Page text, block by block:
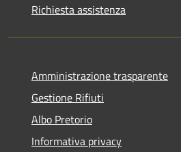
Richiesta assistenza
Amministrazione trasparente
Gestione Rifiuti
Albo Pretorio
Informativa privacy